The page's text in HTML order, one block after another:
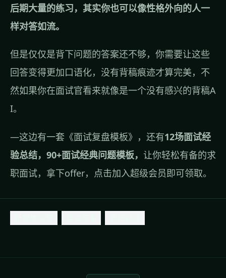
后期大量的练习，其实你也可以像性格外向的人一
样对答如流。
但是仅仅是背下问题的答案还不够，你需要让这些
回答变得更加口语化，没有背稿痕迹才算完美，不
然如果你在面试官看来就像是一个没有感兴的背稿A
I。
—这边有一套 《面试复盘模板》 ，还有12场面试经
验总结，90+面试经典问题模板， 让你轻松有备的求
职面试，拿下offer， 点击加入超级会员即可领取。